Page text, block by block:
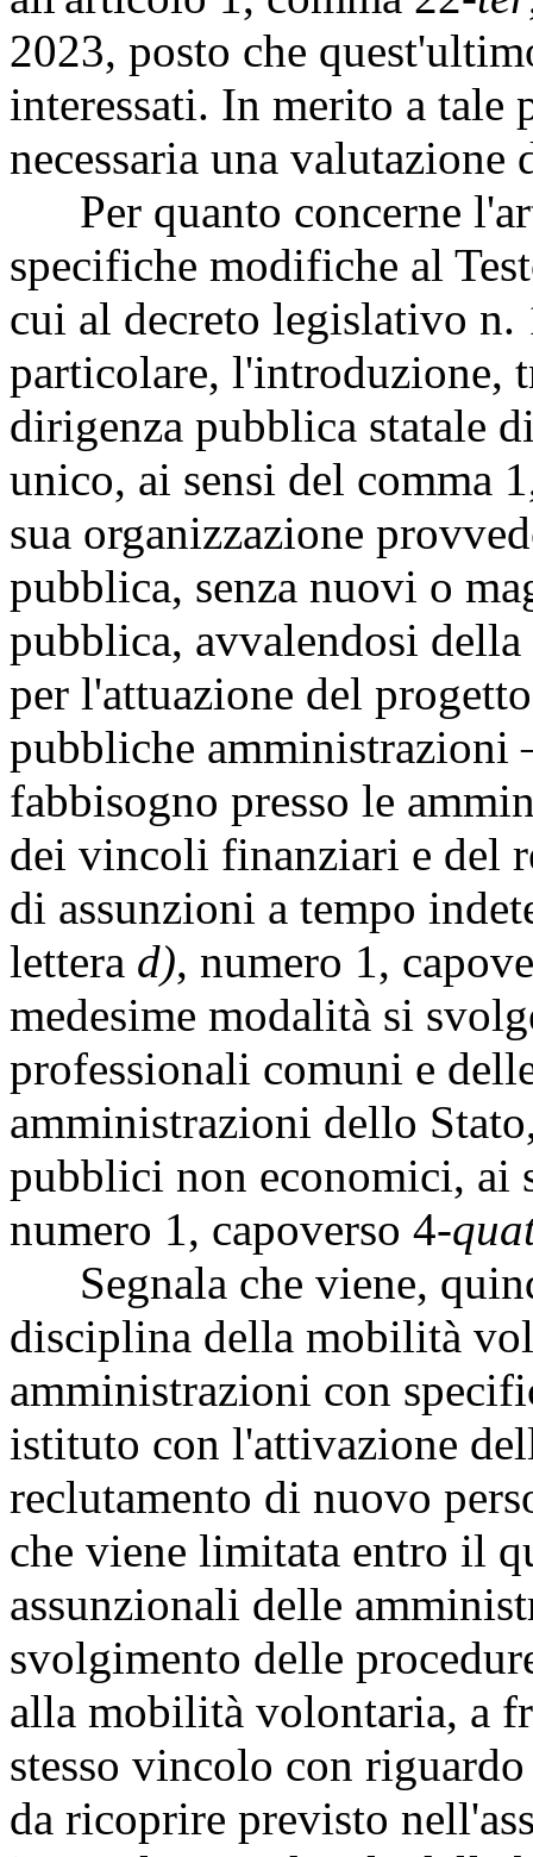
2023, posto che
interessati. In merito a
necessaria una valutazione
Per quanto concerne
specifiche modifiche al
cui al decreto legislativo
particolare, l'introduzione,
dirigenza pubblica statale
unico, ai sensi del comma
sua organizzazione
pubblica, senza nuovi o
pubblica, avvalendosi
per l'attuazione del
pubbliche amministrazioni
fabbisogno presso le
dei vincoli finanziari e del
di assunzioni a tempo
lettera d), numero 1,
medesime modalità si
professionali comuni e
amministrazioni dello
pubblici non economici, ai
numero 1, capoverso 4-
Segnala che viene,
disciplina della mobilità
amministrazioni con
istituto con l'attivazione
reclutamento di nuovo
che viene limitata entro il
assunzionali delle
svolgimento delle
alla mobilità volontaria, a
stesso vincolo con
da ricoprire previsto